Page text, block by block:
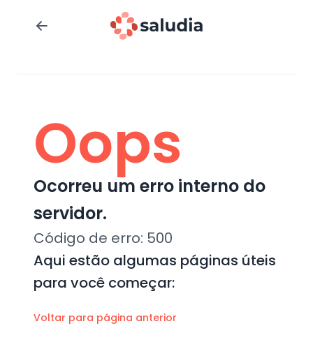
Oops
Ocorreu um erro interno do
servidor.
Código de erro: 500
Aqui estão algumas páginas úteis
para você começar:
Voltar para página anterior